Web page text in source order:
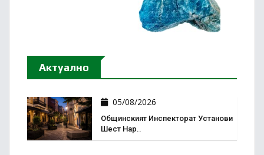
Актуално
05/08/2026
Общинският Инспекторат Установи
Шест Нар..